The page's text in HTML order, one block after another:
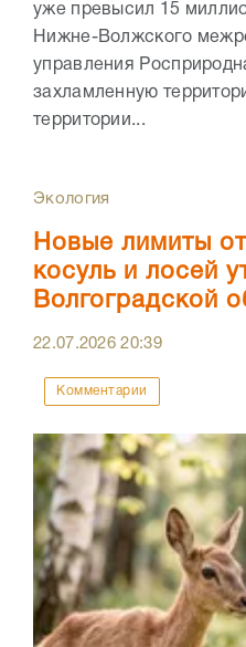
уже превысил 15
Нижне-Волжского
управления
захламленную
территории...
Экология
Новые лимиты
косуль и лосей
Волгоградской
22.07.202620:39
Комментарии